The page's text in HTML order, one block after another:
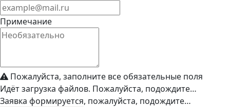
Примечание
Пожалуйста, заполните все обязательные поля
Идёт загрузка файлов. Пожалуйста, подождите…
Заявка формируется, пожалуйста, подождите…